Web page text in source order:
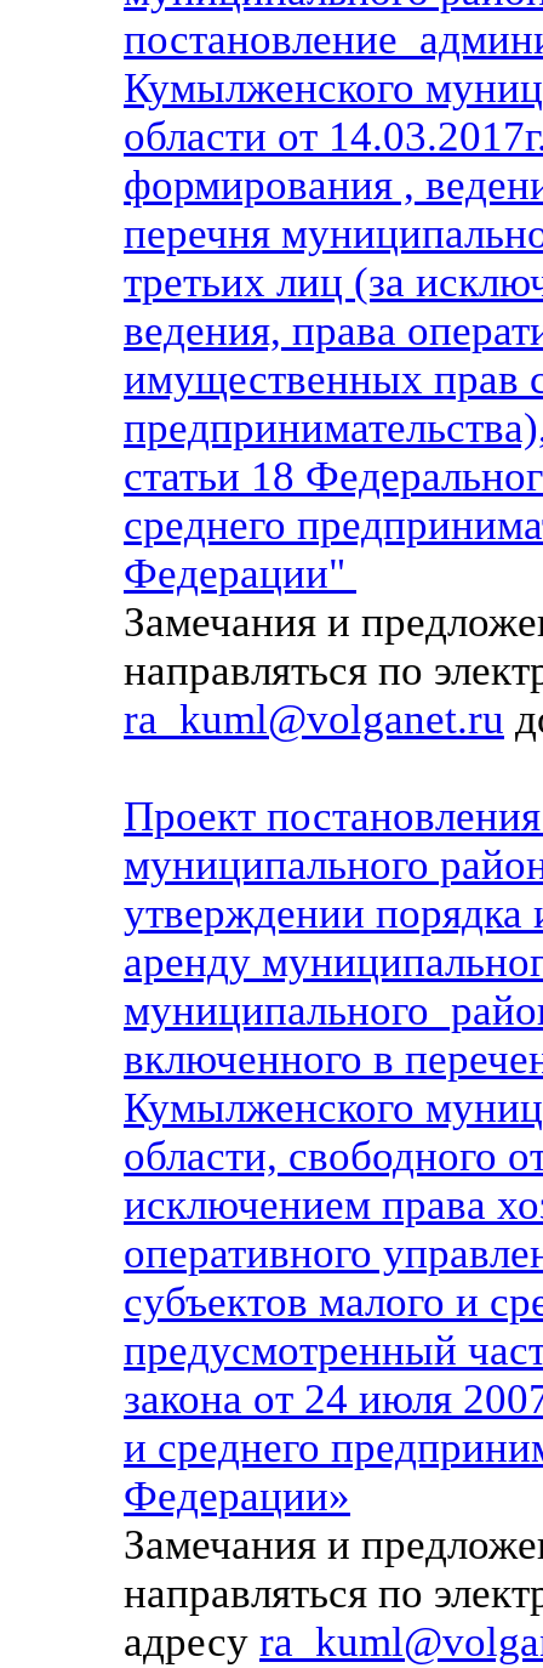
постановление админ
Кумылженского
области от
формирования ,
перечня муниципаль
третьих лиц (за
ведения, права
имущественных прав
статьи 18
среднего
Федерации"
Замечания и
направляться по
ra_kuml@volganet.ru
Проект
муниципального
утверждении порядка
аренду
муниципального
включенного в
Кумылженского
области, свободного
исключением права
оперативного
субъектов малого и
предусмотренный
закона от 24 июля
и среднего
Федерации»
Замечания и
направляться по
адресу